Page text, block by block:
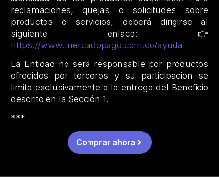
reclamaciones, quejas o solicitudes sobre
productos o servicios, deberá dirigirse al
siguiente enlace: 👉
https://www.mercadopago.com.co/ayuda
La Entidad no será responsable por productos
ofrecidos por terceros y su participación se
limita exclusivamente a la entrega del Beneficio
descrito en la Sección 1.
***
Comprar ahora